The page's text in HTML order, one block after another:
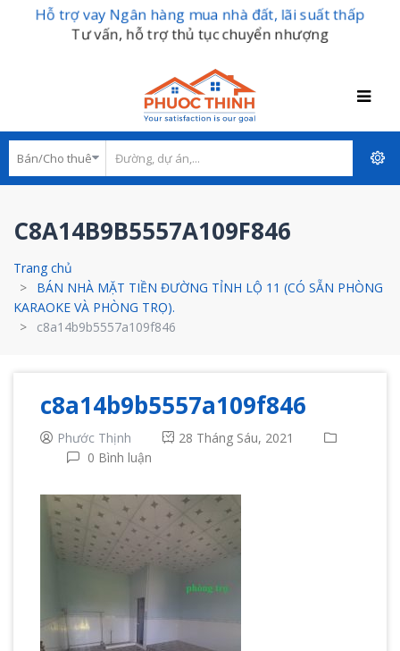
Hỗ trợ vay Ngân hàng mua nhà đất, lãi suất thấp
Tư vấn, hỗ trợ thủ tục chuyển nhượng
C8A14B9B5557A109F846
Trang chủ
BÁN NHÀ MẶT TIỀN ĐƯỜNG TỈNH LỘ 11 (CÓ SẴN PHÒNG
KARAOKE VÀ PHÒNG TRỌ).
c8a14b9b5557a109f846
c8a14b9b5557a109f846
Phước Thịnh
28 Tháng Sáu, 2021
0 Bình luận